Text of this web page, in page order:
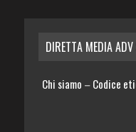
DIRETTA MEDIA
Chi siamo – Codice